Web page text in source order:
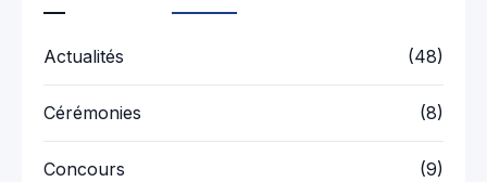
Actualités (48)
Cérémonies (8)
Concours (9)